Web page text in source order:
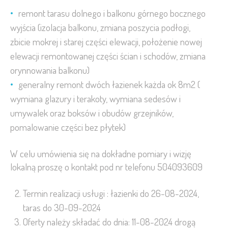
remont tarasu dolnego i balkonu górnego bocznego
wyjścia (izolacja balkonu, zmiana poszycia podłogi,
zbicie mokrej i starej części elewacji, położenie nowej
elewacji remontowanej części ścian i schodów, zmiana
orynnowania balkonu)
generalny remont dwóch łazienek każda ok 8m2 (
wymiana glazury i terakoty, wymiana sedesów i
umywalek oraz boksów i obudów grzejników,
pomalowanie części bez płytek)
W celu umówienia się na dokładne pomiary i wizję
lokalną proszę o kontakt pod nr telefonu 504093609
Termin realizacji usługi : łazienki do 26-08-2024,
taras do 30-09-2024
Oferty należy składać do dnia: 11-08-2024 drogą